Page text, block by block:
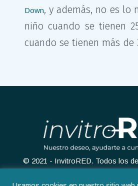
Down, y además, no es lo
niño cuando se tienen
cuando se tienen más de
© 2021 - InvitroRED. Todos los